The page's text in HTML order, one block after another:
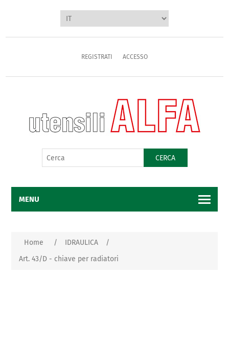
REGISTRATI ACCESSO
CERCA
MENU
Home / IDRAULICA
/
Art. 43/D - chiave per radiatori